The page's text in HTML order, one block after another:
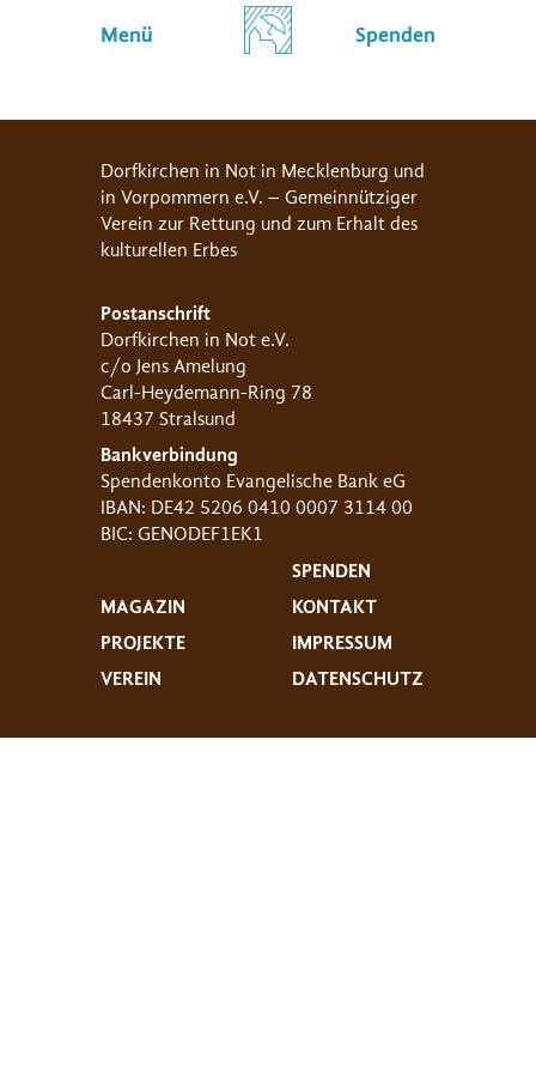
Menü Spenden
Dorfkirchen in Not in Mecklenburg und
in Vorpommern e.V. – Gemeinnütziger
Verein zur Rettung und zum Erhalt des
kulturellen Erbes
Postanschrift
Dorfkirchen in Not e.V.
c/o Jens Amelung
Carl-Heydemann-Ring 78
18437 Stralsund
Bankverbindung
Spendenkonto Evangelische Bank eG
IBAN: DE42 5206 0410 0007 3114 00
BIC: GENODEF1EK1
MAGAZIN
PROJEKTE
VEREIN
SPENDEN
KONTAKT
IMPRESSUM
DATENSCHUTZ